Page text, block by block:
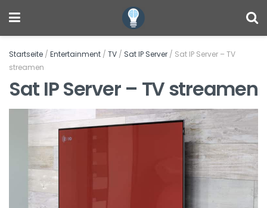
Startseite / Entertainment / TV / Sat IP Server / Sat IP Server – TV
streamen
Sat IP Server – TV streamen